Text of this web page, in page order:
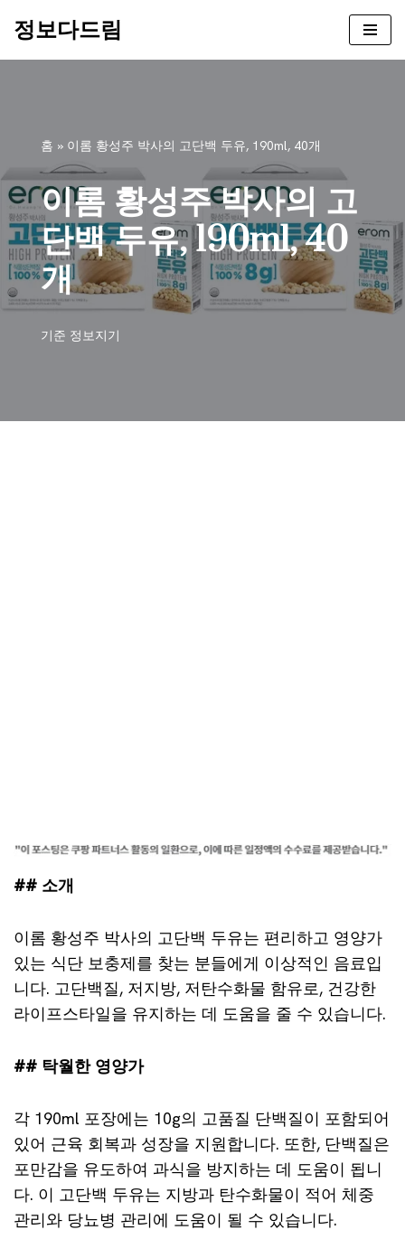
뛰
기
정보다드림
홈 » 이롬 황성주 박사의 고단백 두유, 190ml, 40개
이롬 황성주 박사의 고
단백 두유, 190ml, 40
개
기준 정보지기
## 소개
이롬 황성주 박사의 고단백 두유는 편리하고 영양가
있는 식단 보충제를 찾는 분들에게 이상적인 음료입
니다. 고단백질, 저지방, 저탄수화물 함유로, 건강한
라이프스타일을 유지하는 데 도움을 줄 수 있습니다.
## 탁월한 영양가
각 190ml 포장에는 10g의 고품질 단백질이 포함되어
있어 근육 회복과 성장을 지원합니다. 또한, 단백질은
포만감을 유도하여 과식을 방지하는 데 도움이 됩니
다. 이 고단백 두유는 지방과 탄수화물이 적어 체중
관리와 당뇨병 관리에 도움이 될 수 있습니다.